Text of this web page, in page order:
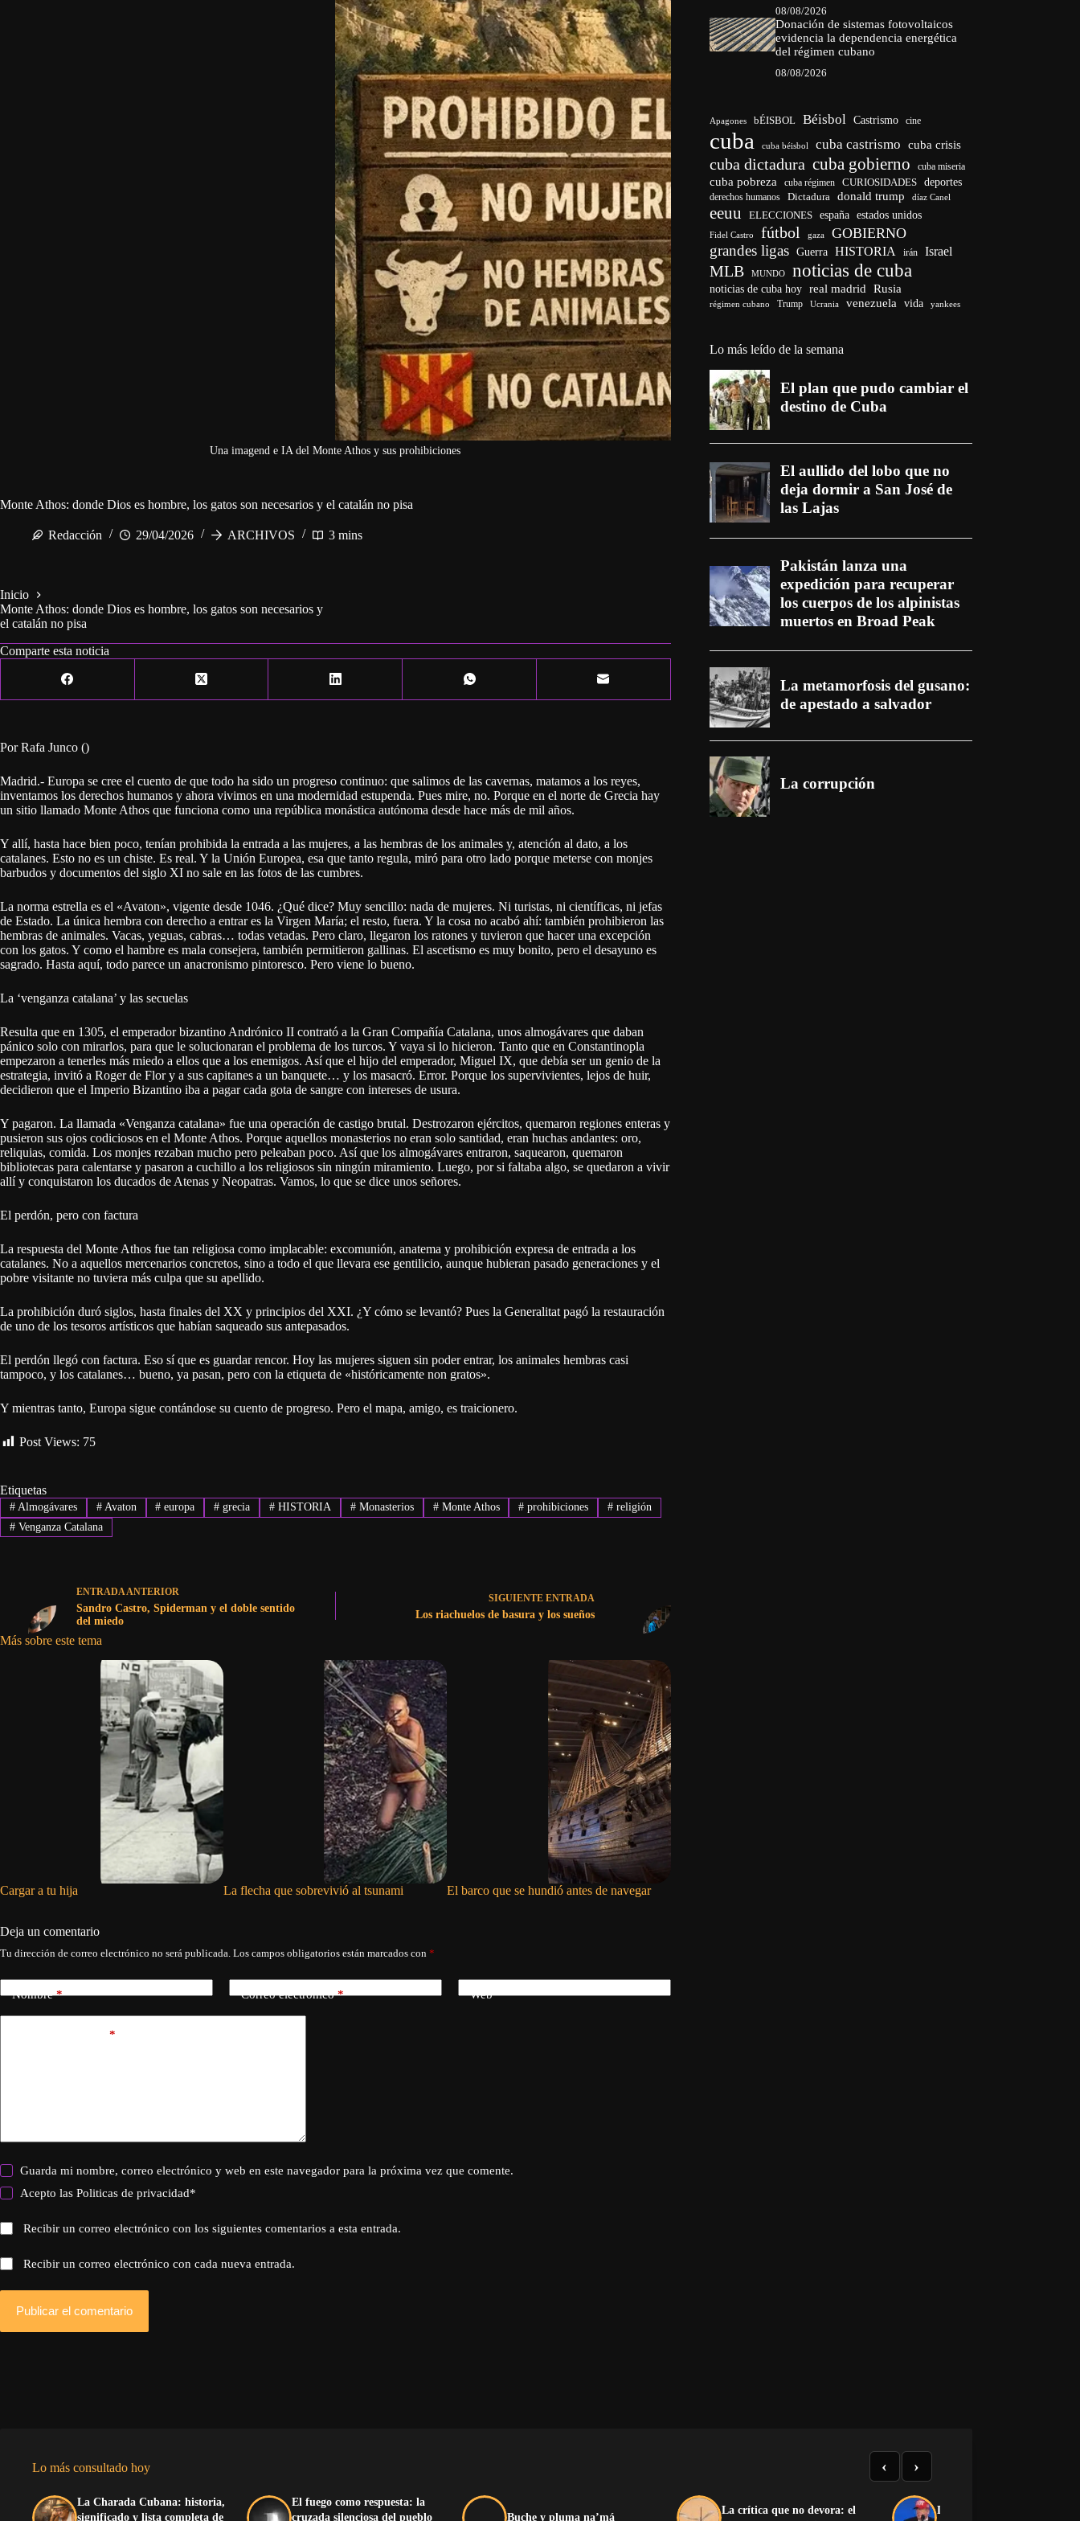
Una imagend e IA del Monte Athos y sus prohibiciones
Monte Athos: donde Dios es hombre, los gatos son necesarios y el catalán no pisa
Redacción 29/04/2026 ARCHIVOS 3 mins
Inicio
Monte Athos: donde Dios es hombre, los gatos son necesarios y
el catalán no pisa
Comparte esta noticia
Por Rafa Junco ()
Madrid.- Europa se cree el cuento de que todo ha sido un progreso continuo: que salimos de las cavernas, matamos a los reyes,
inventamos los derechos humanos y ahora vivimos en una modernidad estupenda. Pues mire, no. Porque en el norte de Grecia hay
un sitio llamado Monte Athos que funciona como una república monástica autónoma desde hace más de mil años.
Y allí, hasta hace bien poco, tenían prohibida la entrada a las mujeres, a las hembras de los animales y, atención al dato, a los
catalanes. Esto no es un chiste. Es real. Y la Unión Europea, esa que tanto regula, miró para otro lado porque meterse con monjes
barbudos y documentos del siglo XI no sale en las fotos de las cumbres.
La norma estrella es el «Avaton», vigente desde 1046. ¿Qué dice? Muy sencillo: nada de mujeres. Ni turistas, ni científicas, ni jefas
de Estado. La única hembra con derecho a entrar es la Virgen María; el resto, fuera. Y la cosa no acabó ahí: también prohibieron las
hembras de animales. Vacas, yeguas, cabras… todas vetadas. Pero claro, llegaron los ratones y tuvieron que hacer una excepción
con los gatos. Y como el hambre es mala consejera, también permitieron gallinas. El ascetismo es muy bonito, pero el desayuno es
sagrado. Hasta aquí, todo parece un anacronismo pintoresco. Pero viene lo bueno.
La ‘venganza catalana’ y las secuelas
Resulta que en 1305, el emperador bizantino Andrónico II contrató a la Gran Compañía Catalana, unos almogávares que daban
pánico solo con mirarlos, para que le solucionaran el problema de los turcos. Y vaya si lo hicieron. Tanto que en Constantinopla
empezaron a tenerles más miedo a ellos que a los enemigos. Así que el hijo del emperador, Miguel IX, que debía ser un genio de la
estrategia, invitó a Roger de Flor y a sus capitanes a un banquete… y los masacró. Error. Porque los supervivientes, lejos de huir,
decidieron que el Imperio Bizantino iba a pagar cada gota de sangre con intereses de usura.
Y pagaron. La llamada «Venganza catalana» fue una operación de castigo brutal. Destrozaron ejércitos, quemaron regiones enteras y
pusieron sus ojos codiciosos en el Monte Athos. Porque aquellos monasterios no eran solo santidad, eran huchas andantes: oro,
reliquias, comida. Los monjes rezaban mucho pero peleaban poco. Así que los almogávares entraron, saquearon, quemaron
bibliotecas para calentarse y pasaron a cuchillo a los religiosos sin ningún miramiento. Luego, por si faltaba algo, se quedaron a vivir
allí y conquistaron los ducados de Atenas y Neopatras. Vamos, lo que se dice unos señores.
El perdón, pero con factura
La respuesta del Monte Athos fue tan religiosa como implacable: excomunión, anatema y prohibición expresa de entrada a los
catalanes. No a aquellos mercenarios concretos, sino a todo el que llevara ese gentilicio, aunque hubieran pasado generaciones y el
pobre visitante no tuviera más culpa que su apellido.
La prohibición duró siglos, hasta finales del XX y principios del XXI. ¿Y cómo se levantó? Pues la Generalitat pagó la restauración
de uno de los tesoros artísticos que habían saqueado sus antepasados.
El perdón llegó con factura. Eso sí que es guardar rencor. Hoy las mujeres siguen sin poder entrar, los animales hembras casi
tampoco, y los catalanes… bueno, ya pasan, pero con la etiqueta de «históricamente non gratos».
Y mientras tanto, Europa sigue contándose su cuento de progreso. Pero el mapa, amigo, es traicionero.
Post Views: 75
Etiquetas
#Almogávares #Avaton # europa # grecia # HISTORIA #Monasterios #Monte Athos # prohibiciones # religión
#Venganza Catalana
ENTRADA ANTERIOR
Sandro Castro, Spiderman y el doble sentido
del miedo
SIGUIENTE ENTRADA
Los riachuelos de basura y los sueños
Más sobre este tema
Cargar a tu hija La flecha que sobrevivió al tsunami El barco que se hundió antes de navegar
Deja un comentario
Tu dirección de correo electrónico no será publicada. Los campos obligatorios están marcados con *
Nombre* Correo electrónico* Web
*
Guarda mi nombre, correo electrónico y web en este navegador para la próxima vez que comente.
Acepto lasPoliticas de privacidad*
Recibir un correo electrónico con los siguientes comentarios a esta entrada.
Recibir un correo electrónico con cada nueva entrada.
Publicar el comentario
08/08/2026
Donación de sistemas fotovoltaicos
evidencia la dependencia energética
del régimen cubano
08/08/2026
Apagones bÉISBOL Béisbol Castrismo cine
cuba cuba béisbol cuba castrismo cuba crisis
cuba dictadura cuba gobierno cuba miseria
cuba pobreza cuba régimen CURIOSIDADES deportes
derechos humanos Dictadura donald trump díaz Canel
eeuu ELECCIONES españa estados unidos
Fidel Castro fútbol gaza GOBIERNO
grandes ligas Guerra HISTORIA irán Israel
MLB MUNDO noticias de cuba
noticias de cuba hoy real madrid Rusia
régimen cubano Trump Ucrania venezuela vida yankees
Lo más leído de la semana
Lo más consultado hoy
La Charada Cubana: historia,
significado y lista completa de
El fuego como respuesta: la
cruzada silenciosa del pueblo
Buche y pluma na’má
La crítica que no devora: el
Donald Trump: biografía del
‹ ›